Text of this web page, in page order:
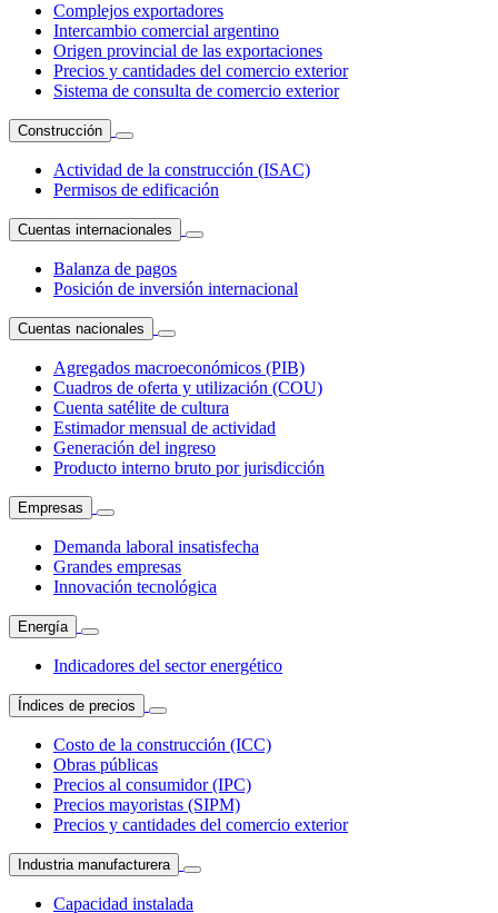
Complejos exportadores
Intercambio comercial argentino
Origen provincial de las exportaciones
Precios y cantidades del comercio exterior
Sistema de consulta de comercio exterior
Construcción
Actividad de la construcción (ISAC)
Permisos de edificación
Cuentas internacionales
Balanza de pagos
Posición de inversión internacional
Cuentas nacionales
Agregados macroeconómicos (PIB)
Cuadros de oferta y utilización (COU)
Cuenta satélite de cultura
Estimador mensual de actividad
Generación del ingreso
Producto interno bruto por jurisdicción
Empresas
Demanda laboral insatisfecha
Grandes empresas
Innovación tecnológica
Energía
Indicadores del sector energético
Índices de precios
Costo de la construcción (ICC)
Obras públicas
Precios al consumidor (IPC)
Precios mayoristas (SIPM)
Precios y cantidades del comercio exterior
Industria manufacturera
Capacidad instalada